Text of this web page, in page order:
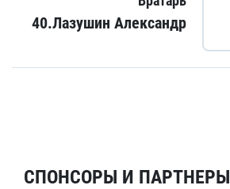
40.Лазушин Александр
СПОНСОРЫ И ПАРТНЕРЫ